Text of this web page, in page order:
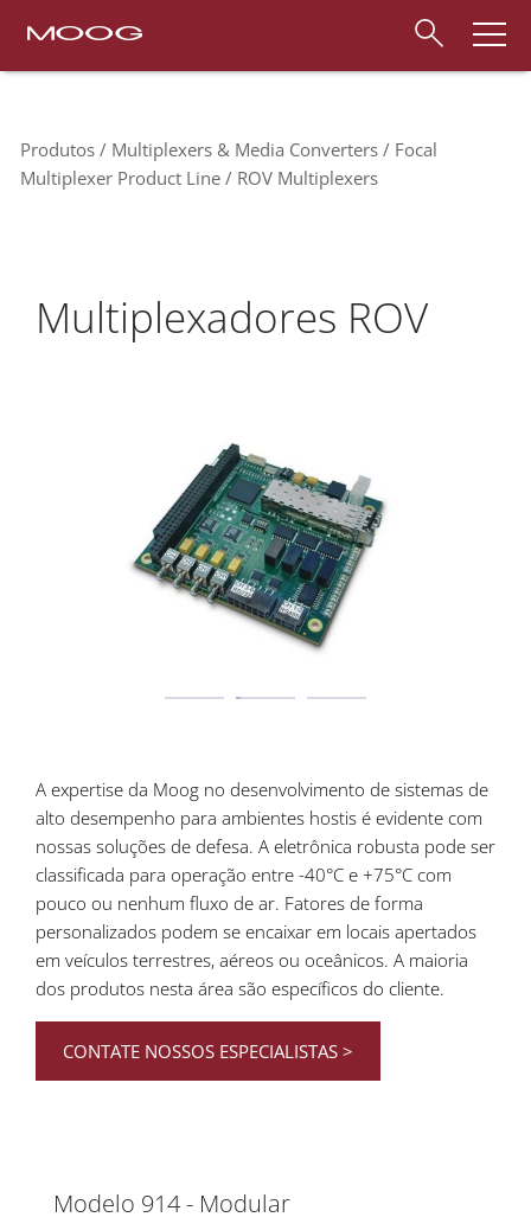
Produtos Multiplexers & Media Converters
Focal
Multiplexer Product Line
ROV Multiplexers
Multiplexadores ROV
A expertise da Moog no desenvolvimento de sistemas de
alto desempenho para ambientes hostis é evidente com
nossas soluções de defesa. A eletrônica robusta pode ser
classificada para operação entre -40°C e +75°C com
pouco ou nenhum fluxo de ar. Fatores de forma
personalizados podem se encaixar em locais apertados
em veículos terrestres, aéreos ou oceânicos. A maioria
dos produtos nesta área são específicos do cliente.
CONTATE NOSSOS ESPECIALISTAS >
Modelo 914 - Modular